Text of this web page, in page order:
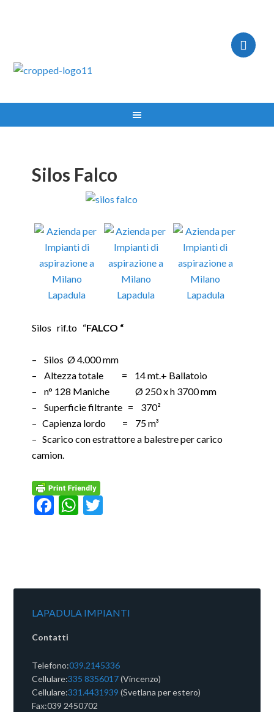
Silos Falco
Silos rif.to “FALCO “
– Silos Ø 4.000 mm
– Altezza totale = 14 mt.+ Ballatoio
– n° 128 Maniche Ø 250 x h 3700 mm
– Superficie filtrante = 370²
– Capienza lordo = 75 m³
– Scarico con estrattore a balestre per carico
camion.
Facebook
WhatsApp
LAPADULA IMPIANTI
Contatti
Telefono:039.2145336
Cellulare:335 8356017(Vincenzo)
Cellulare:331.4431939 (Svetlana per estero)
Fax:039 2450702